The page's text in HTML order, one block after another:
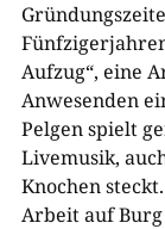
Aufzug“, eine
Anwesenden
Pelgen spielt
Livemusik,
Knochen
Arbeit auf